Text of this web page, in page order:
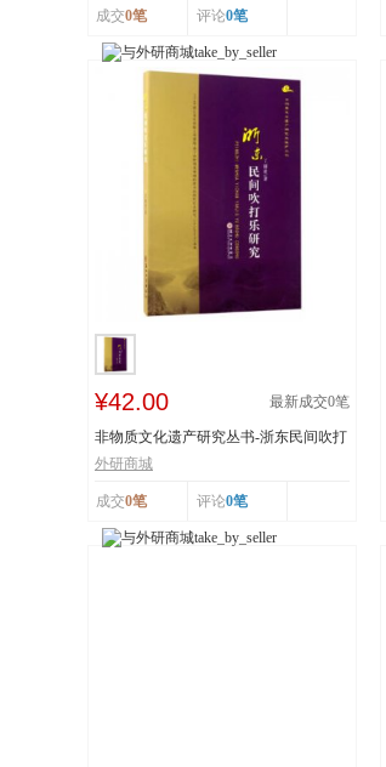
成交0笔 评论0笔
¥42.00 最新成交0笔
非物质文化遗产研究丛书-浙东民间吹打
乐研究 作...
外研商城
成交0笔 评论0笔